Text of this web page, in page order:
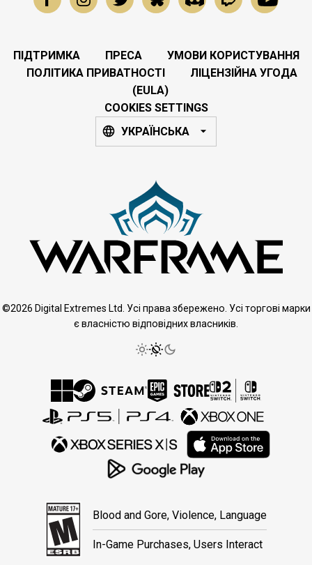
ПІДТРИМКА ПРЕСА
УМОВИ КОРИСТУВАННЯ
ПОЛІТИКА ПРИВАТНОСТІ
ЛІЦЕНЗІЙНА УГОДА
(EULA)
COOKIES SETTINGS
УКРАЇНСЬКА
©2026 Digital Extremes Ltd. Усі права збережено. Усі торгові марки
є власністю відповідних власників.
Blood and Gore, Violence, Language
In-Game Purchases, Users Interact